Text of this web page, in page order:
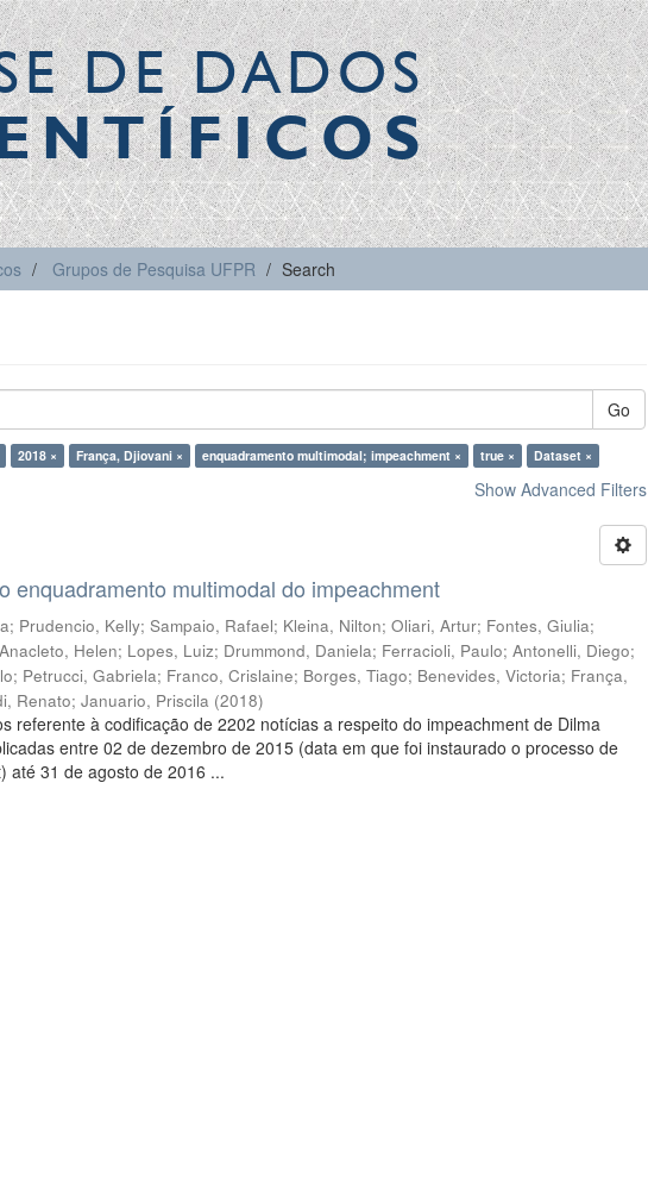
DE DADOS
Grupos de Pesquisa UFPR Search
Go
2018 × França, Djiovani × enquadramento multimodal; impeachment × true × Dataset ×
Show Advanced Filters
enquadramento multimodal do impeachment
; Prudencio, Kelly;Sampaio, Rafael; Kleina, Nilton;Oliari, Artur; Fontes, Giulia;
Anacleto, Helen; Lopes, Luiz; Drummond, Daniela; Ferracioli, Paulo;Antonelli, Diego;
; Petrucci, Gabriela; Franco, Crislaine; Borges, Tiago; Benevides, Victoria; França,
Renato;Januario, Priscila (2018)
referente à codificação de 2202 notícias a respeito do impeachment de Dilma
entre 02 de dezembro de 2015 (data em que foi instaurado o processo de
até 31 de agosto de 2016 ...